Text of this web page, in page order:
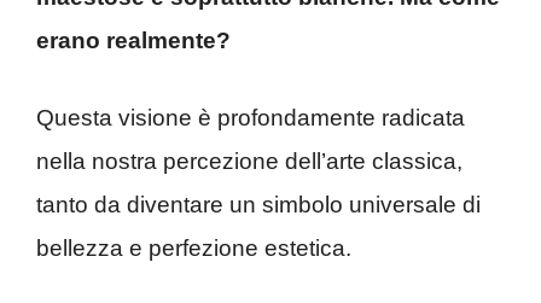
erano realmente?
Questa visione è profondamente radicata
nella nostra percezione dell’arte classica,
tanto da diventare un simbolo universale di
bellezza e perfezione estetica.